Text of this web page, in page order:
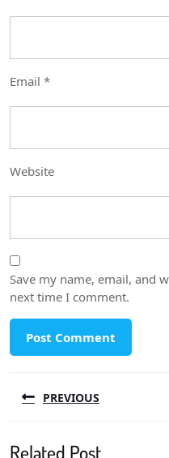
Email *
Website
Save my name, email, and
next time I comment.
navigation
PREVIOUS
Related Post